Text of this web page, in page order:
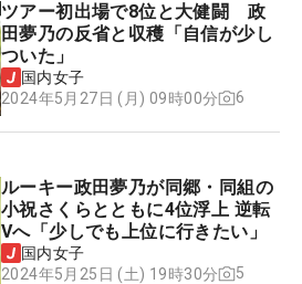
ツアー初出場で8位と大健闘 政
田夢乃の反省と収穫「自信が少し
ついた」
国内女子
2024年5月27日 (月) 09時00分
6
ルーキー政田夢乃が同郷・同組の
小祝さくらとともに4位浮上 逆転
Vへ「少しでも上位に行きたい」
国内女子
2024年5月25日 (土) 19時30分
5